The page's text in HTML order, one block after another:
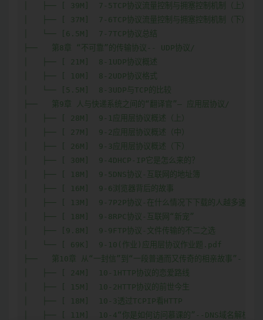
│   ├── [ 39M]  7-5TCP协议流量控制与拥塞控制机制（上）
│   ├── [ 37M]  7-6TCP协议流量控制与拥塞控制机制（下）
│   └── [6.5M]  7-7TCP协议总结
├──   第8章 “不可靠”的传输协议-- UDP协议/
│   ├── [ 21M]  8-1UDP协议概述
│   ├── [ 10M]  8-2UDP协议格式
│   └── [5.5M]  8-3UDP与TCP的比较
├──   第9章 人与快递系统之间的“翻译官”– 应用层协议/
│   ├── [ 28M]  9-1应用层协议概述（上）
│   ├── [ 27M]  9-2应用层协议概述（中）
│   ├── [ 26M]  9-3应用层协议概述（下）
│   ├── [ 30M]  9-4DHCP-IP它是怎么来的？
│   ├── [ 18M]  9-5DNS协议-互联网的地址簿
│   ├── [ 16M]  9-6浏览器背后的故事
│   ├── [ 13M]  9-7P2P协议-在什么情况下下载的人越多速度越
│   ├── [ 18M]  9-8RPC协议-互联网“新宠”
│   ├── [9.8M]  9-9FTP协议-文件传输的不二之选
│   └── [ 69K]  9-10(作业)应用层协议作业题.pdf
├──   第10章 从“一封信”到“一段普通而又传奇的相亲故事”-
│   ├── [ 24M]  10-1HTTP协议的恋爱路线
│   ├── [ 15M]  10-2HTTP协议的前世今生
│   ├── [ 18M]  10-3透过TCPIP看HTTP
│   ├── [ 11M]  10-4“你是如何访问慕课的”--DNS域名解析